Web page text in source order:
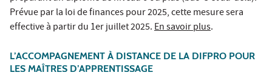
Prévue par la loi de finances pour 2025, cette mesure sera
effective à partir du 1er juillet 2025.En savoir plus.
L’ACCOMPAGNEMENT À DISTANCE DE LA DIFPRO POUR
LES MAÎTRES D’APPRENTISSAGE